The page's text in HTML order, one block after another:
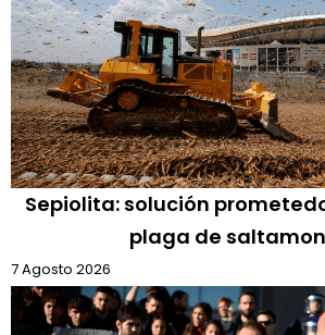
Sepiolita: solución
plaga de
7 Agosto 2026